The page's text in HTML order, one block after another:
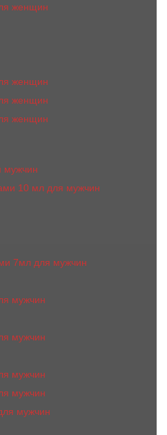
женщин
женщин
женщин
женщин
мужчин
10 мл для мужчин
7мл для мужчин
мужчин
мужчин
мужчин
мужчин
мужчин